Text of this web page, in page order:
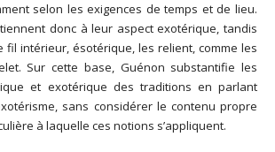
selon les exigences de temps et de lieu.
donc à leur aspect exotérique, tandis
fil intérieur, ésotérique, les relient, comme les
Sur cette base, Guénon substantifie les
et exotérique des traditions en parlant
sans considérer le contenu propre
à laquelle ces notions s’appliquent.